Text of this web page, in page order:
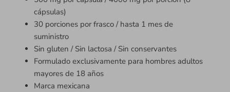
cápsulas)
30 porciones por frasco / hasta 1 mes de
suministro
Sin gluten / Sin lactosa / Sin conservantes
Formulado exclusivamente para hombres adultos
mayores de 18 años
Marca mexicana